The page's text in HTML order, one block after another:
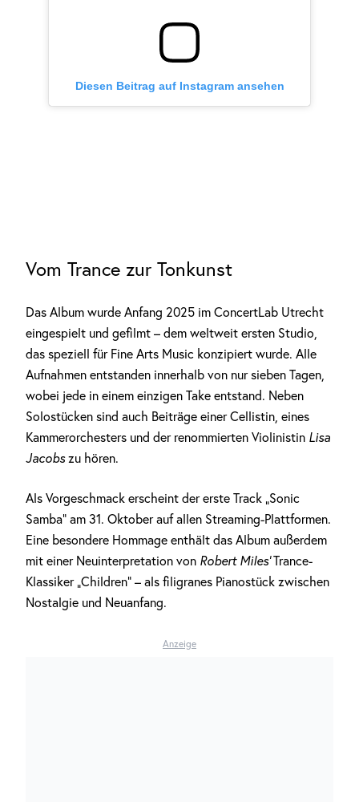
Diesen Beitrag auf Instagram ansehen
Vom Trance zur Tonkunst
Das Album wurde Anfang 2025 im ConcertLab Utrecht
eingespielt und gefilmt – dem weltweit ersten Studio,
das speziell für Fine Arts Music konzipiert wurde. Alle
Aufnahmen entstanden innerhalb von nur sieben Tagen,
wobei jede in einem einzigen Take entstand. Neben
Solostücken sind auch Beiträge einer Cellistin, eines
Kammerorchesters und der renommierten Violinistin Lisa
Jacobszu hören.
Als Vorgeschmack erscheint der erste Track „Sonic
Samba” am 31. Oktober auf allen Streaming-Plattformen.
Eine besondere Hommage enthält das Album außerdem
mit einer Neuinterpretation von Robert Miles’Trance-
Klassiker „Children“ – als filigranes Pianostück zwischen
Nostalgie und Neuanfang.
Anzeige